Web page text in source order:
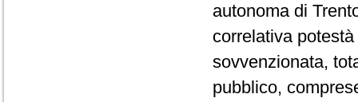
autonoma di
correlativa
sovvenzionata,
pubblico,